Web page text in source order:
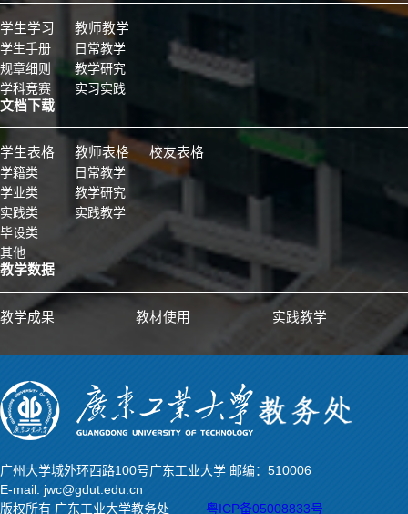
学生学习
学生手册
规章细则
学科竞赛
教师教学
日常教学
教学研究
实习实践
文档下载
学生表格
学籍类
学业类
实践类
毕设类
其他
教师表格
日常教学
教学研究
实践教学
校友表格
教学数据
教学成果 教材使用 实践教学
广州大学城外环西路100号广东工业大学 邮编：510006
E-mail: jwc@gdut.edu.cn
版权所有 广东工业大学教务处 粤ICP备05008833号